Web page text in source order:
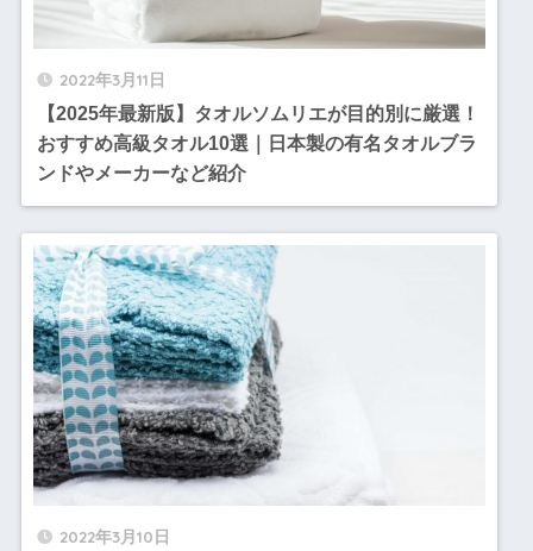
2022年3月11日
【2025年最新版】タオルソムリエが目的別に厳選！
おすすめ高級タオル10選｜日本製の有名タオルブラ
ンドやメーカーなど紹介
2022年3月10日